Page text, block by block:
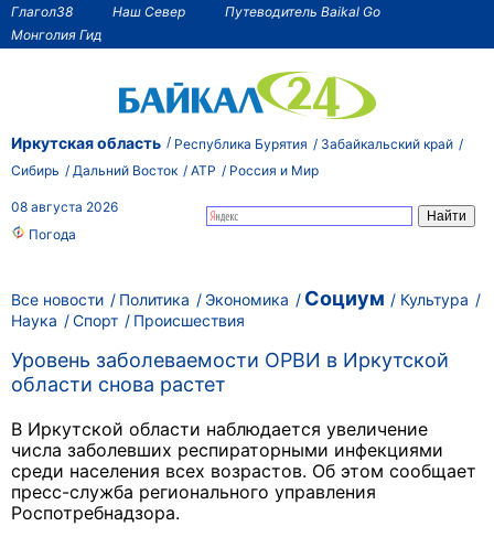
Глагол38 Наш Север
Путеводитель Baikal Go
Монголия Гид
Иркутская область Республика Бурятия
Забайкальский край
Сибирь
Дальний Восток АТР Россия и Мир
08 августа 2026
Погода
Все новости Политика Экономика Социум
Культура
Наука
Спорт Происшествия
Уровень заболеваемости ОРВИ в Иркутской
области снова растет
В Иркутской области наблюдается увеличение
числа заболевших респираторными инфекциями
среди населения всех возрастов. Об этом сообщает
пресс-служба регионального управления
Роспотребнадзора.